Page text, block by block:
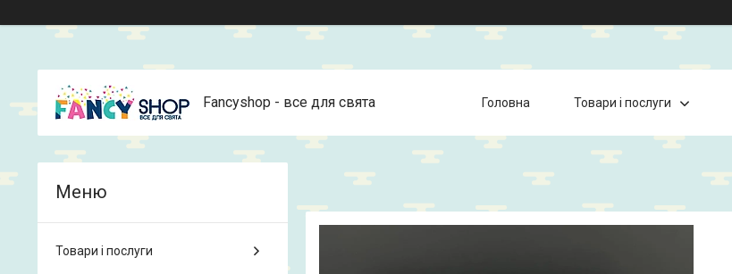
Fancyshop - все для свята Головна Товари і послуги
Товари і послуги